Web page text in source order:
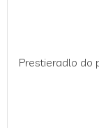
Prestieradlo do